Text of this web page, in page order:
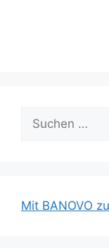
nach:
Mit BANOVO